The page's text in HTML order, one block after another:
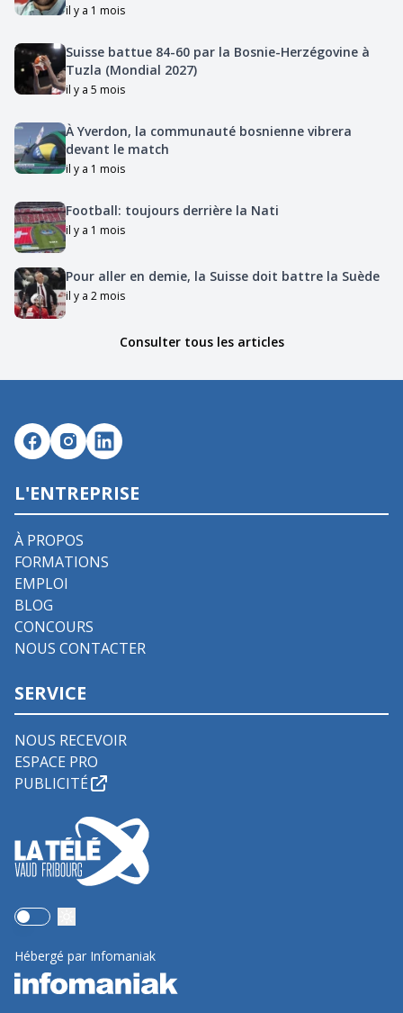
il y a 1 mois
Suisse battue 84-60 par la Bosnie-Herzégovine à
Tuzla (Mondial 2027)
il y a 5 mois
À Yverdon, la communauté bosnienne vibrera
devant le match
il y a 1 mois
Football: toujours derrière la Nati
il y a 1 mois
Pour aller en demie, la Suisse doit battre la Suède
il y a 2 mois
Consulter tous les articles
L'ENTREPRISE
À PROPOS
FORMATIONS
EMPLOI
BLOG
CONCOURS
NOUS CONTACTER
SERVICE
NOUS RECEVOIR
ESPACE PRO
PUBLICITÉ
Use setting
Hébergé par Infomaniak